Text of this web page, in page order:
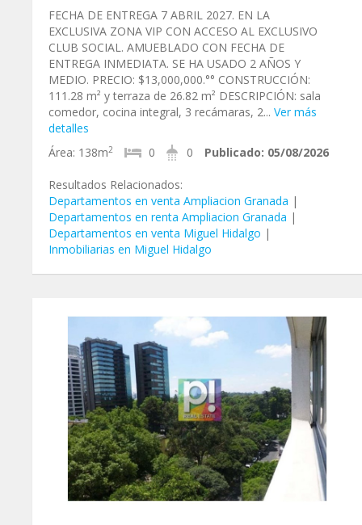
FECHA DE ENTREGA 7 ABRIL 2027. EN LA
EXCLUSIVA ZONA VIP CON ACCESO AL EXCLUSIVO
CLUB SOCIAL. AMUEBLADO CON FECHA DE
ENTREGA INMEDIATA. SE HA USADO 2 AÑOS Y
MEDIO. PRECIO: $13,000,000.°° CONSTRUCCIÓN:
111.28 m² y terraza de 26.82 m² DESCRIPCIÓN: sala
comedor, cocina integral, 3 recámaras, 2... Ver más
detalles
Área: 138m2 0 0 Publicado: 05/08/2026
Resultados Relacionados:
Departamentos en venta Ampliacion Granada |
Departamentos en renta Ampliacion Granada |
Departamentos en venta Miguel Hidalgo |
Inmobiliarias en Miguel Hidalgo